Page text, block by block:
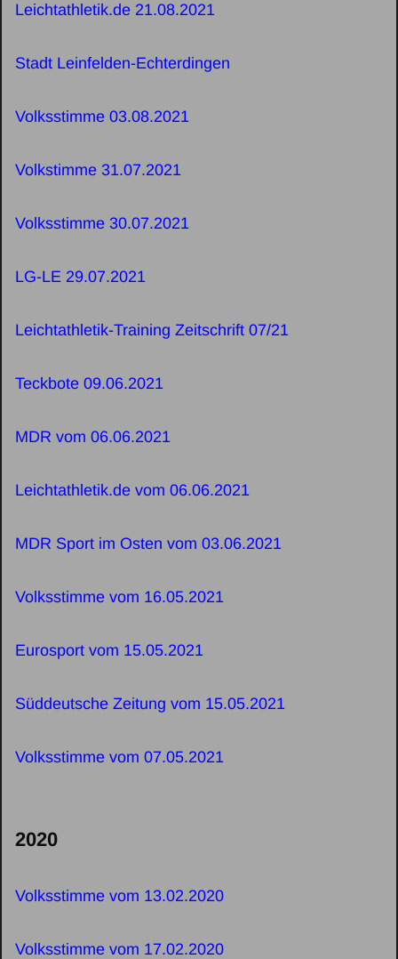
Leichtathletik.de 21.08.2021
Stadt Leinfelden-Echterdingen
Volksstimme 03.08.2021
Volkstimme 31.07.2021
Volksstimme 30.07.2021
LG-LE 29.07.2021
Leichtathletik-Training Zeitschrift 07/21
Teckbote 09.06.2021
MDR vom 06.06.2021
Leichtathletik.de vom 06.06.2021
MDR Sport im Osten vom 03.06.2021
Volksstimme vom 16.05.2021
Eurosport vom 15.05.2021
Süddeutsche Zeitung vom 15.05.2021
Volksstimme vom 07.05.2021
2020
Volksstimme vom 13.02.2020
Volksstimme vom 17.02.2020